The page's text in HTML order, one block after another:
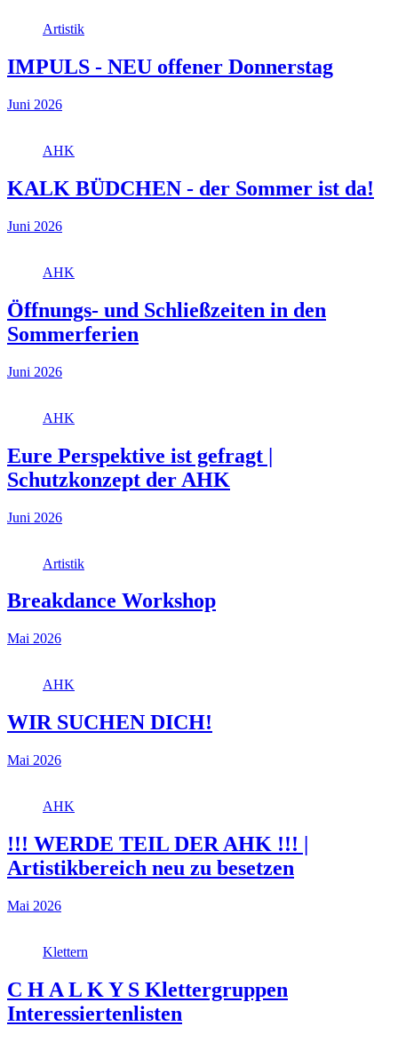
Artistik
IMPULS - NEU offener Donnerstag
Juni 2026
AHK
KALK BÜDCHEN - der Sommer ist da!
Juni 2026
AHK
Öffnungs- und Schließzeiten in den
Sommerferien
Juni 2026
AHK
Eure Perspektive ist gefragt |
Schutzkonzept der AHK
Juni 2026
Artistik
Breakdance Workshop
Mai 2026
AHK
WIR SUCHEN DICH!
Mai 2026
AHK
!!! WERDE TEIL DER AHK !!! |
Artistikbereich neu zu besetzen
Mai 2026
Klettern
C H A L K Y S Klettergruppen
Interessiertenlisten